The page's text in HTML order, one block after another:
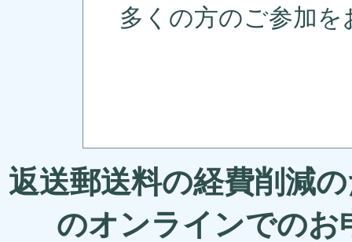
多くの方のご参加
返送郵送料の経費削減
のオンラインでのお